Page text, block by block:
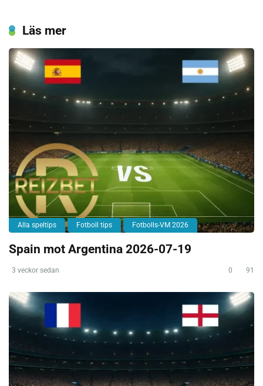
Läs mer
Alla speltips Fotboll tips Fotbolls-VM 2026
Spain mot Argentina 2026-07-19
3 veckor sedan 0 91